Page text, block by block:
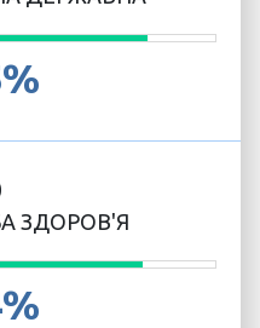
ЗДОРОВ'Я